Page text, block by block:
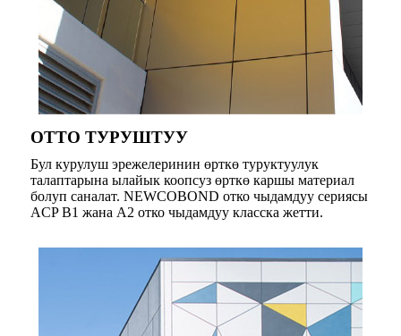
ОТТО ТУРУШТУУ
Бул курулуш эрежелеринин өрткө туруктуулук
талаптарына ылайык коопсуз өрткө каршы материал
болуп саналат. NEWCOBOND отко чыдамдуу сериясы
ACP B1 жана A2 отко чыдамдуу класска жетти.